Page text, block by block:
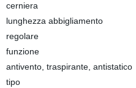
cerniera
lunghezza abbigliamento
regolare
funzione
antivento, traspirante, antistatico
tipo